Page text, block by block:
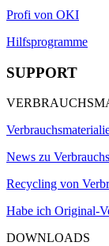
Profi von OKI
Hilfsprogramme
SUPPORT
News zu
Recycling von
Habe ich Original-
DOWNLOADS